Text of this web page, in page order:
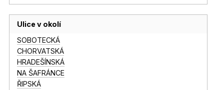
Ulice v okolí
SOBOTECKÁ
CHORVATSKÁ
HRADEŠÍNSKÁ
NA ŠAFRÁNCE
ŘIPSKÁ